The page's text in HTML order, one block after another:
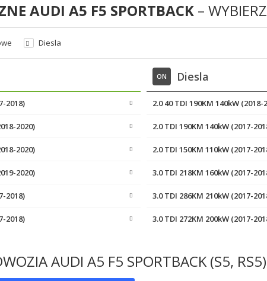
AUDI A5 F5 SPORTBACK –
Diesla
2018)
2020)
2020)
2020)
2018)
2018)
ON Diesla
2.0 40 TDI 190KM 140kW (2018-
2.0 TDI 190KM 140kW (2017-
2.0 TDI 150KM 110kW (2017-
3.0 TDI 218KM 160kW (2017-
3.0 TDI 286KM 210kW (2017-
3.0 TDI 272KM 200kW (2017-
AUDI A5 F5 SPORTBACK (S5, RS5)